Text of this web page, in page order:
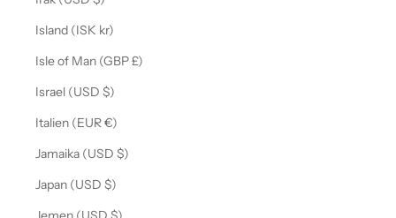
Island (ISK kr)
Isle of Man (GBP £)
Israel (USD $)
Italien (EUR €)
Jamaika (USD $)
Japan (USD $)